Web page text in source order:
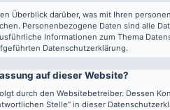
Überblick darüber, was mit Ihren
Personenbezogene Daten sind alle
Informationen zum Thema
Datenschutzerklärung.
auf dieser Website?
durch den Websitebetreiber. Dessen
Stelle“ in dieser